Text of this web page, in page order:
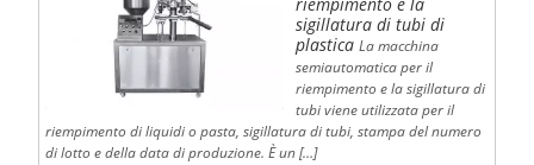
sigillatura di tubi di
plastica La macchina
semiautomatica per il
riempimento e la sigillatura di
tubi viene utilizzata per il
riempimento di liquidi o pasta, sigillatura di tubi, stampa del numero
di lotto e della data di produzione. È un […]